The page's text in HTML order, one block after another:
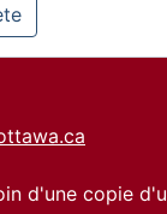
d'une copie